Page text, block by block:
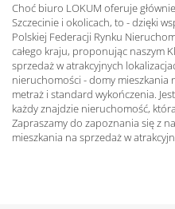
Choć biuro LOKUM oferuje
Szczecinie i okolicach, to - dzięki
Polskiej Federacji Rynku
całego kraju, proponując naszym
sprzedaż w atrakcyjnych
nieruchomości - domy mieszkania
metraż i standard wykończenia.
każdy znajdzie nieruchomość,
Zapraszamy do zapoznania się z
mieszkania na sprzedaż w